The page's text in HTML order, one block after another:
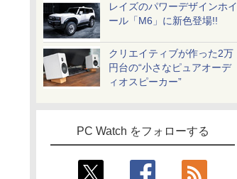
レイズのパワーデザインホイ
ール「M6」に新色登場!!
クリエイティブが作った2万
円台の“小さなピュアオーデ
ィオスピーカー”
PC Watch をフォローする